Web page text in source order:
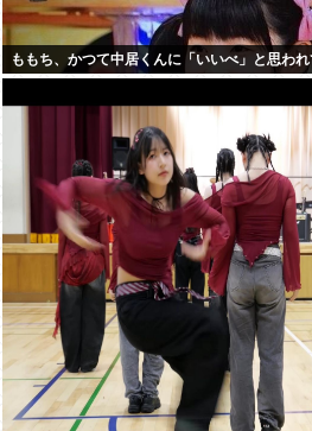
ももち、かつて中居くんに「いいべ」と思わ